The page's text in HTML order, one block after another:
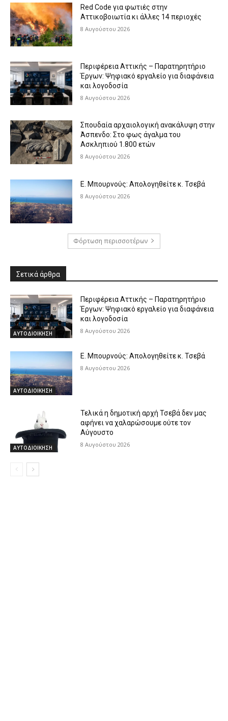
Red Code για φωτιές στην
Αττικοβοιωτία κι άλλες 14 περιοχές
8 Αυγούστου 2026
Περιφέρεια Αττικής – Παρατηρητήριο
Έργων: Ψηφιακό εργαλείο για διαφάνεια
και λογοδοσία
8 Αυγούστου 2026
Σπουδαία αρχαιολογική ανακάλυψη στην
Άσπενδο: Στο φως άγαλμα του
Ασκληπιού 1.800 ετών
8 Αυγούστου 2026
Ε. Μπουρνούς: Απολογηθείτε κ. Τσεβά
8 Αυγούστου 2026
Φόρτωση περισσοτέρων
Σετικά άρθρα
ΑΥΤΟΔΙΟΙΚΗΣΗ
Περιφέρεια Αττικής – Παρατηρητήριο
Έργων: Ψηφιακό εργαλείο για διαφάνεια
και λογοδοσία
8 Αυγούστου 2026
ΑΥΤΟΔΙΟΙΚΗΣΗ
Ε. Μπουρνούς: Απολογηθείτε κ. Τσεβά
8 Αυγούστου 2026
ΑΥΤΟΔΙΟΙΚΗΣΗ
Τελικά η δημοτική αρχή Τσεβά δεν μας
αφήνει να χαλαρώσουμε ούτε τον
Αύγουστο
8 Αυγούστου 2026